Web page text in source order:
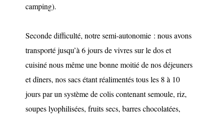
camping).
Seconde difficulté, notre semi-autonomie : nous avons
transporté jusqu’à 6 jours de vivres sur le dos et
cuisiné nous même une bonne moitié de nos déjeuners
et dîners, nos sacs étant réalimentés tous les 8 à 10
jours par un système de colis contenant semoule, riz,
soupes lyophilisées, fruits secs, barres chocolatées,